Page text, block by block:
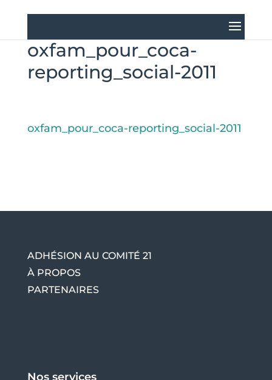
oxfam_pour_coca-
reporting_social-2011
oxfam_pour_coca-reporting_social-2011
ADHÉSION AU COMITÉ 21
À PROPOS
PARTENAIRES
Nos services